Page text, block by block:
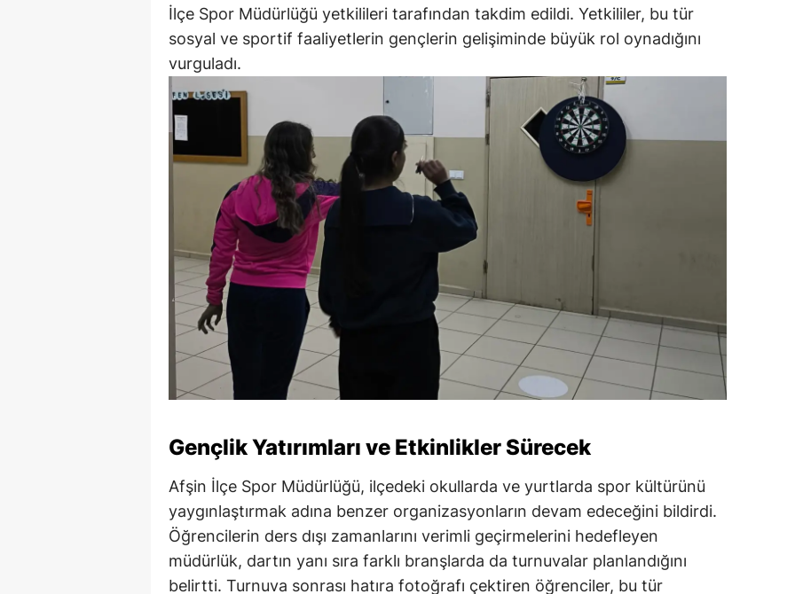
İlçe Spor Müdürlüğü yetkilileri tarafından takdim edildi. Yetkililer, bu tür
sosyal ve sportif faaliyetlerin gençlerin gelişiminde büyük rol oynadığını
vurguladı.
Gençlik Yatırımları ve Etkinlikler Sürecek
Afşin İlçe Spor Müdürlüğü, ilçedeki okullarda ve yurtlarda spor kültürünü
yaygınlaştırmak adına benzer organizasyonların devam edeceğini bildirdi.
Öğrencilerin ders dışı zamanlarını verimli geçirmelerini hedefleyen
müdürlük, dartın yanı sıra farklı branşlarda da turnuvalar planlandığını
belirtti. Turnuva sonrası hatıra fotoğrafı çektiren öğrenciler, bu tür